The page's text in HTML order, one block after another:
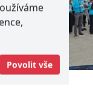
Povolit vše